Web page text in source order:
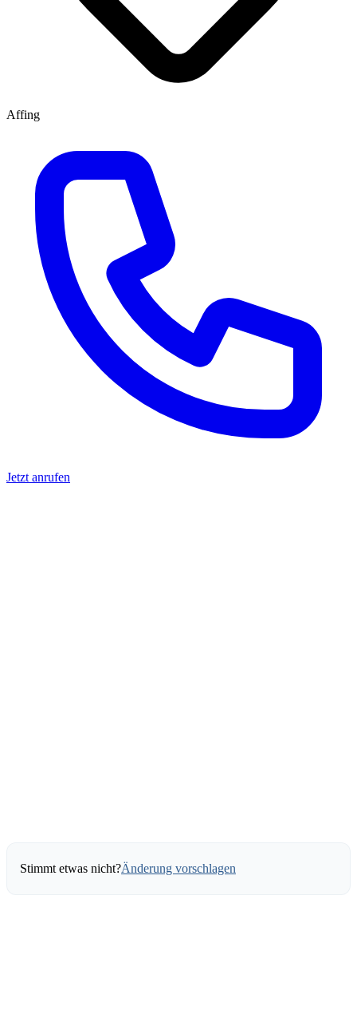
Affing
Jetzt anrufen
Stimmt etwas nicht?Änderung vorschlagen